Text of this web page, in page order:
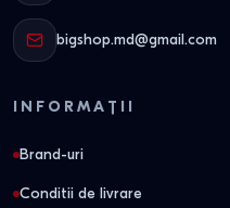
bigshop.md@gmail.com
INFORMAȚII
Brand-uri
Conditii de livrare